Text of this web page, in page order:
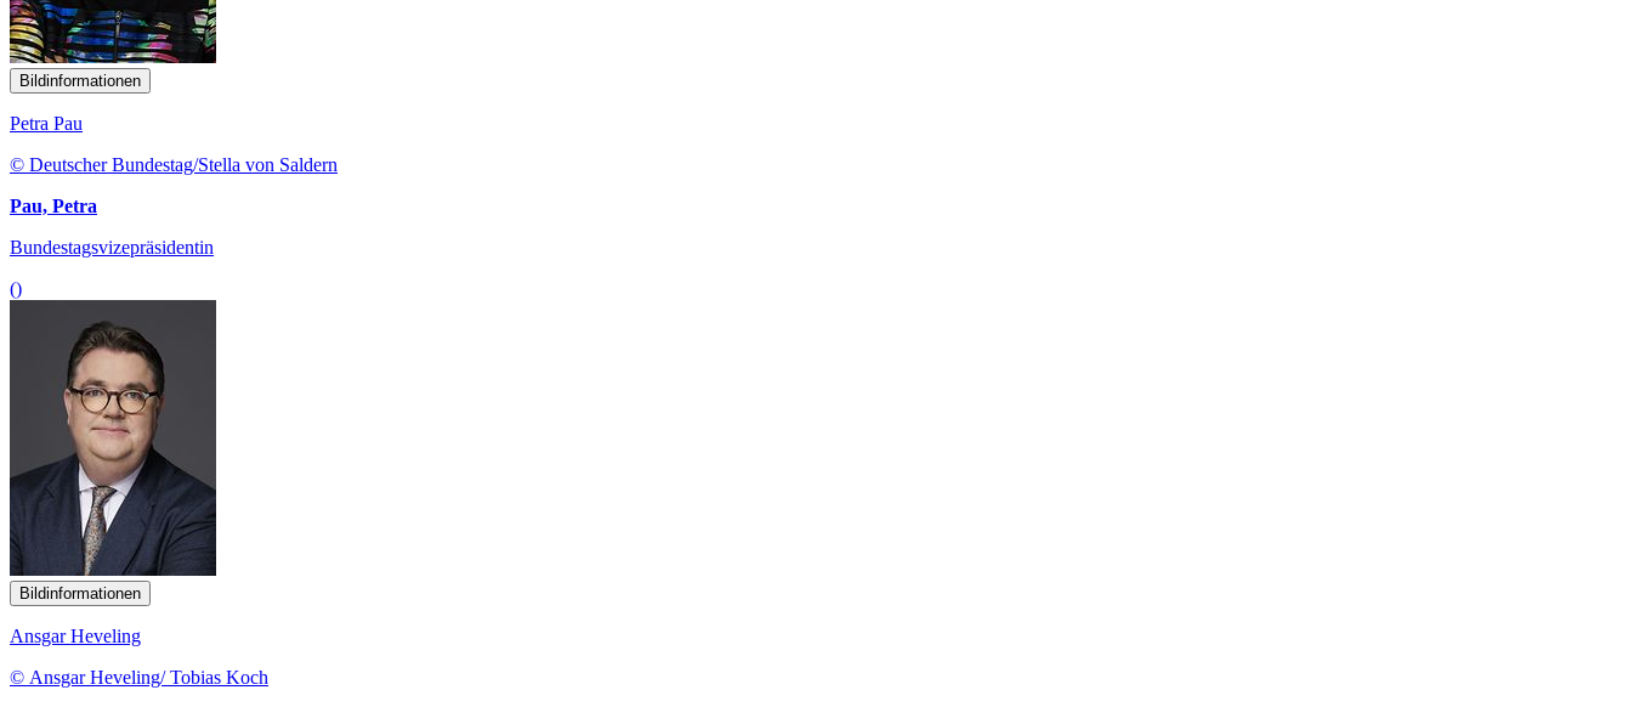
Bildinformationen
Petra Pau
© Deutscher Bundestag/Stella von Saldern
Pau, Petra
Bundestagsvizepräsidentin
()
Bildinformationen
Ansgar Heveling
© Ansgar Heveling/ Tobias Koch